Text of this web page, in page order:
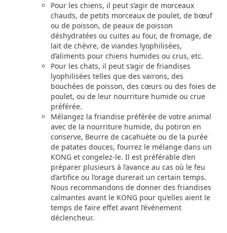
Pour les chiens, il peut s’agir de morceaux
chauds, de petits morceaux de poulet, de bœuf
ou de poisson, de peaux de poisson
déshydratées ou cuites au four, de fromage, de
lait de chèvre, de viandes lyophilisées,
d’aliments pour chiens humides ou crus, etc.
Pour les chats, il peut s’agir de friandises
lyophilisées telles que des vairons, des
bouchées de poisson, des cœurs ou des foies de
poulet, ou de leur nourriture humide ou crue
préférée.
Mélangez la friandise préférée de votre animal
avec de la nourriture humide, du potiron en
conserve, Beurre de cacahuète ou de la purée
de patates douces, fourrez le mélange dans un
KONG et congelez-le. Il est préférable d’en
préparer plusieurs à l’avance au cas où le feu
d’artifice ou l’orage durerait un certain temps.
Nous recommandons de donner des friandises
calmantes avant le KONG pour qu’elles aient le
temps de faire effet avant l’événement
déclencheur.